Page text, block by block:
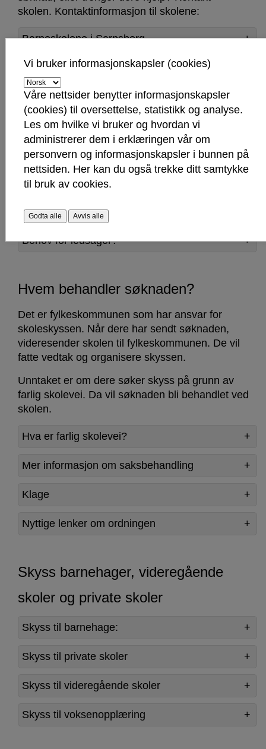
skolen. Kontaktinformasjon til skolene:
Barneskolene i Sarpsborg
Ungdomsskolene i Sarpsborg
Søknadsskjema og søknadsfrist
Søknadsfrist er 1. april. Søker dere etter fristen, er
det ikke garantert at skyssen er klar til skolestart.
Skolen kan da ikke hjelpe dere, og dere må selv
finne en løsning inntil søknaden er behandlet.
Søk om skoleskyss her
Behov for ledsager?
Hvem behandler søknaden?
Det er fylkeskommunen som har ansvar for
skoleskyssen. Når dere har sendt søknaden,
videresender skolen til fylkeskommunen. De vil
fatte vedtak og organisere skyssen.
Unntaket er om dere søker skyss på grunn av
farlig skolevei. Da vil søknaden bli behandlet ved
skolen.
Hva er farlig skolevei?
Mer informasjon om saksbehandling
Klage
Nyttige lenker om ordningen
Skyss barnehager, videregående
skoler og private skoler
Skyss til barnehage:
Skyss til private skoler
Skyss til videregående skoler
Skyss til voksenopplæring
Vi bruker informasjonskapsler (cookies)
Våre nettsider benytter informasjonskapsler
(cookies) til oversettelse, statistikk og analyse.
Les om hvilke vi bruker og hvordan vi
administrerer dem i erklæringen vår om
personvern og informasjonskapsler i bunnen på
nettsiden. Her kan du også trekke ditt samtykke
til bruk av cookies.
Godta alle Avvis alle